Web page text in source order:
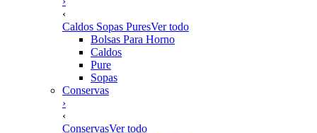
‹
Caldos Sopas PuresVer todo
Bolsas Para Horno
Caldos
Pure
Sopas
Conservas
›
‹
ConservasVer todo